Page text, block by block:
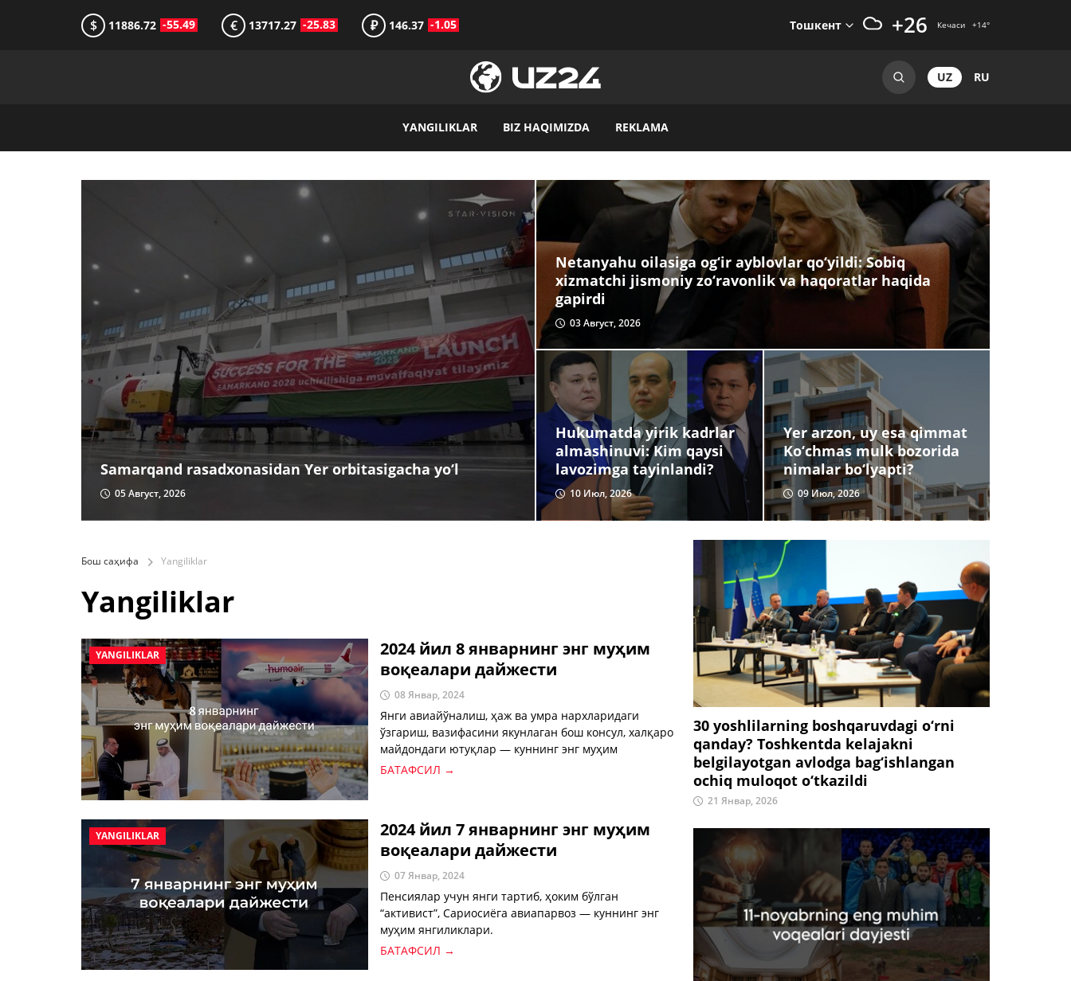
$ 11886.72 -55.49 € 13717.27 -25.83 ₽ 146.37 -1.05 Тошкент +26 Кечаси +14°
UZ RU
YANGILIKLAR BIZ HAQIMIZDA REKLAMA
Samarqand rasadxonasidan Yer orbitasigacha yo‘l
05 Август, 2026
Netanyahu oilasiga og‘ir ayblovlar qo‘yildi: Sobiq
xizmatchi jismoniy zo‘ravonlik va haqoratlar haqida
gapirdi
03 Август, 2026
Hukumatda yirik kadrlar
almashinuvi: Kim qaysi
lavozimga tayinlandi?
10 Июл, 2026
Yer arzon, uy esa qimmat
Ko‘chmas mulk bozorida
nimalar bo‘lyapti?
09 Июл, 2026
Бош саҳифа Yangiliklar
Yangiliklar
YANGILIKLAR
2024 йил 8 январнинг энг муҳим
воқеалари дайжести
08 Январ, 2024
Янги авиайўналиш, ҳаж ва умра нархларидаги
ўзгариш, вазифасини якунлаган бош консул, халқаро
майдондаги ютуқлар — куннинг энг муҳим
хабарлари.
БАТАФСИЛ →
YANGILIKLAR
2024 йил 7 январнинг энг муҳим
воқеалари дайжести
07 Январ, 2024
Пенсиялар учун янги тартиб, ҳоким бўлган
“активист”, Сариосиёга авиапарвоз — куннинг энг
муҳим янгиликлари.
БАТАФСИЛ →
30 yoshlilarning boshqaruvdagi o‘rni
qanday? Toshkentda kelajakni
belgilayotgan avlodga bag‘ishlangan
ochiq muloqot o‘tkazildi
21 Январ, 2026